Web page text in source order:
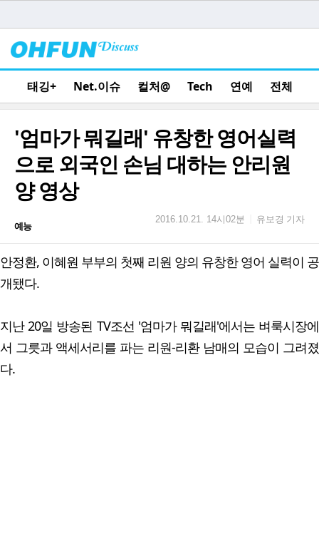
태깅+ Net.이슈 컬처@ Tech 연예 전체
'엄마가 뭐길래' 유창한 영어실력
으로 외국인 손님 대하는 안리원
양 영상
예능
2016.10.21. 14시02분 유보경 기자
안정환, 이혜원 부부의 첫째 리원 양의 유창한 영어 실력이 공
개됐다.
지난 20일 방송된 TV조선 '엄마가 뭐길래'에서는 벼룩시장에
서 그릇과 액세서리를 파는 리원-리환 남매의 모습이 그려졌
다.